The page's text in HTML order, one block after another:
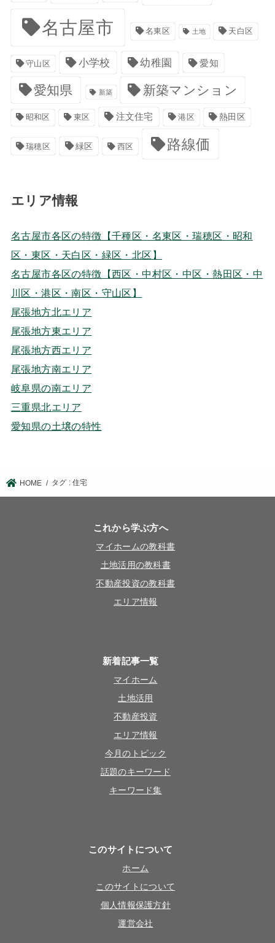
名古屋市 名東区 土地 天白区
守山区 小学校 幼稚園 愛知
愛知県 新築 新築マンション
昭和区 東区 注文住宅 港区 熱田区
瑞穂区 緑区 西区 路線価
エリア情報
名古屋市各区の特徴【千種区・名東区・瑞穂区・昭和
区・東区・天白区・緑区・北区】
名古屋市各区の特徴【西区・中村区・中区・熱田区・中
川区・港区・南区・守山区】
尾張地方北エリア
尾張地方東エリア
尾張地方西エリア
尾張地方南エリア
岐阜県の南エリア
三重県北エリア
愛知県の土壌の特性
HOME タグ : 住宅
これから学ぶ方へ
マイホームの教科書
土地活用の教科書
不動産投資の教科書
エリア情報
新着記事一覧
マイホーム
土地活用
不動産投資
エリア情報
今月のトピック
話題のキーワード
キーワード集
このサイトについて
ホーム
このサイトについて
個人情報保護方針
運営会社